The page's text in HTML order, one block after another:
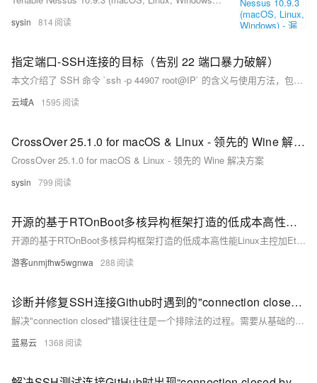
sysin 814
指定端口-SSH连接的目标（告别 22 端口暴力破解）
本文介绍了 SSH 命令 `ssh -p 44907 root@IP` 的含义与使用方法，包括命令结构拆解、完整示例及执行过程详解，帮助用户安全地远程登录服务器。
云域A 1595
CrossOver 25.1.0 for macOS & Linux - 领先的 Wine 解决方案
CrossOver 25.1.0 for macOS & Linux - 领先的 Wine 解决方案
sysin 799
开源的基于RTOnBoot多核异构框架打造的低成本高性能Linux主控加Ethercat主站解决方案，同步周期可稳定达到125微秒
开源的基于RTOnBoot多核异构框架打造的低成本高性能Linux主控加Ethercat主站解决方案，同步周期可稳定达到125微秒
游客unmjfhw5wgnwa 288
诊断并修复SSH连接Github时遇到的"connection closed"错误。
解决"connection closed"错误往往是一个排除法的过程。需要从基础的网络检查做起，逐步过渡到深入的配置和服务端日志审查。每一步都应当仔细验证，确保不遗漏可能导致连接问题的任何细节。在执行以上步骤后，大多数SSH连接问题可以得到解决。如果所有步骤都未能解决问题，可能需要寻求更专业的技术支持，或者在GitHub社区寻找是否有其他开发者遇到并解决了类似的问题。
蓝易云 1368